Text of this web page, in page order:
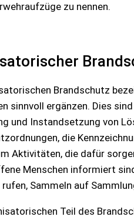
zu nennen.
Brandschutz
sinnvoll ergänzen. Dies
und Instandsetzung von
die
Aktivitäten, die dafür
Menschen informiert
rufen, Sammeln auf
Teil des